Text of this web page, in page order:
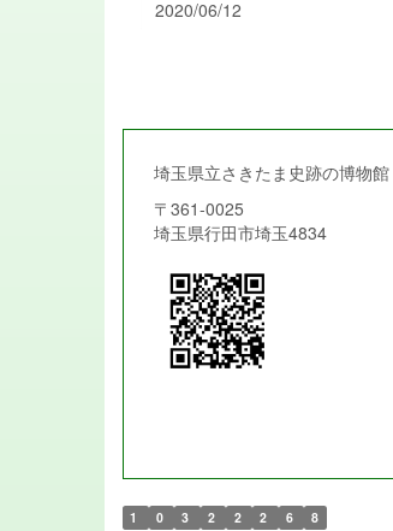
2020/06/12
埼玉県立さきたま史跡の博物館
〒361-0025
埼玉県行田市埼玉4834
1 0 3 2 2 2 6 8